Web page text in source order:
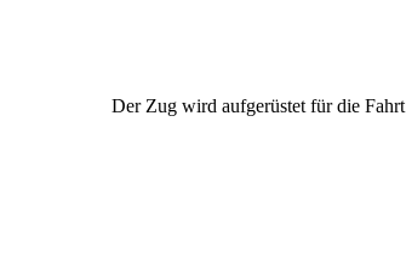
Der Zug wird aufgerüstet für die Fahrt